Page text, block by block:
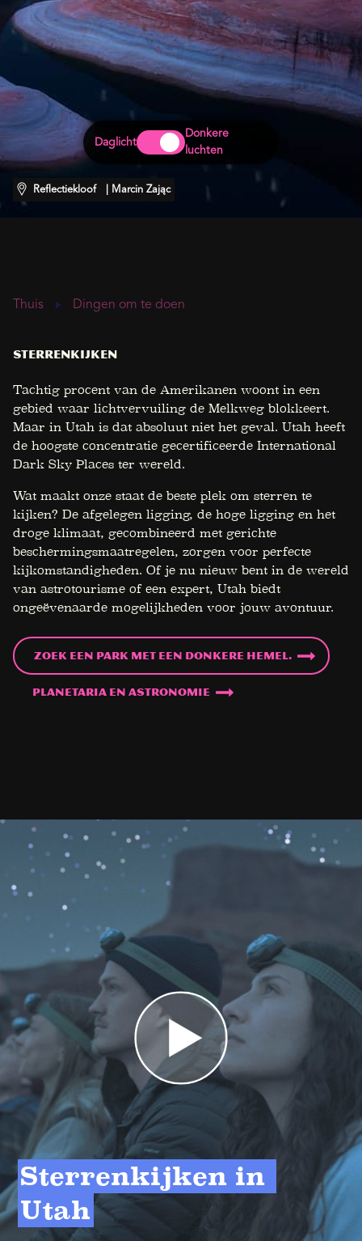
Daglicht
Donkere
luchten
Reflectiekloof | Marcin Zając
Thuis Dingen om te doen
Sterrenkijken
Tachtig procent van de Amerikanen woont in een
gebied waar lichtvervuiling de Melkweg blokkeert.
Maar in Utah is dat absoluut niet het geval. Utah heeft
de hoogste concentratie gecertificeerde International
Dark Sky Places ter wereld.
Wat maakt onze staat de beste plek om sterren te
kijken? De afgelegen ligging, de hoge ligging en het
droge klimaat, gecombineerd met gerichte
beschermingsmaatregelen, zorgen voor perfecte
kijkomstandigheden. Of je nu nieuw bent in de wereld
van astrotourisme of een expert, Utah biedt
ongeëvenaarde mogelijkheden voor jouw avontuur.
Zoek een park met een donkere hemel.
Planetaria en astronomie
Sterrenkijken in
Utah